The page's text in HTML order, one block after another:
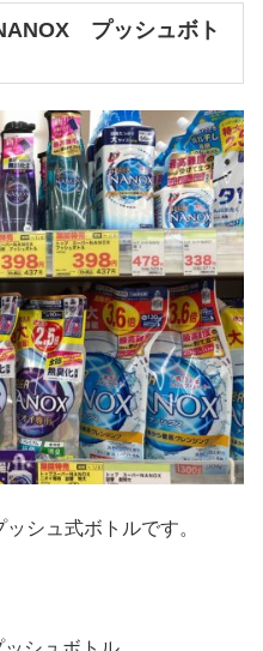
プッシュボト
シュ式ボトルです。